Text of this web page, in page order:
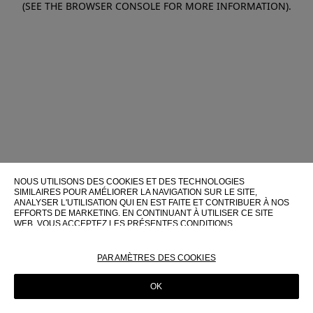
(SEE THE BROWSER CONSOLE FOR MORE INFORMATION).
NOUS UTILISONS DES COOKIES ET DES TECHNOLOGIES
SIMILAIRES POUR AMÉLIORER LA NAVIGATION SUR LE SITE,
ANALYSER L'UTILISATION QUI EN EST FAITE ET CONTRIBUER À NOS
EFFORTS DE MARKETING. EN CONTINUANT À UTILISER CE SITE
WEB, VOUS ACCEPTEZ LES PRÉSENTES CONDITIONS
POUR PLUS D'INFORMATIONS SUR CES TECHNOLOGIES ET LEUR
POLITIQUE EN MATIÈRE DE COOKIES
PARAMÈTRES DES COOKIES
OK